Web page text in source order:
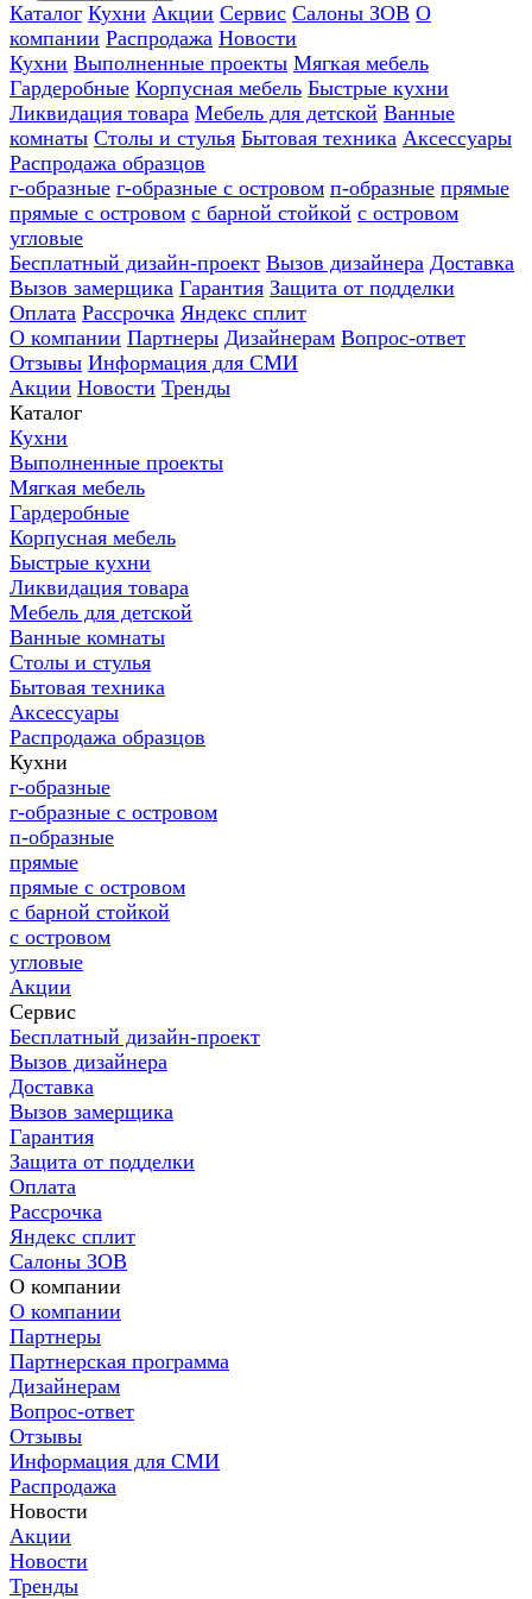
Каталог Кухни Акции Сервис Салоны ЗОВ О
компании Распродажа Новости
Кухни Выполненные проекты Мягкая мебель
Гардеробные Корпусная мебель Быстрые кухни
Ликвидация товара Мебель для детской Ванные
комнаты Столы и стулья Бытовая техника Аксессуары
Распродажа образцов
г-образные г-образные с островом п-образные прямые
прямые с островом с барной стойкой с островом
угловые
Бесплатный дизайн-проект Вызов дизайнера Доставка
Вызов замерщика Гарантия Защита от подделки
Оплата Рассрочка Яндекс сплит
О компании Партнеры Дизайнерам Вопрос-ответ
Отзывы Информация для СМИ
Акции Новости Тренды
Каталог
Кухни
Выполненные проекты
Мягкая мебель
Гардеробные
Корпусная мебель
Быстрые кухни
Ликвидация товара
Мебель для детской
Ванные комнаты
Столы и стулья
Бытовая техника
Аксессуары
Распродажа образцов
Кухни
г-образные
г-образные с островом
п-образные
прямые
прямые с островом
с барной стойкой
с островом
угловые
Акции
Сервис
Бесплатный дизайн-проект
Вызов дизайнера
Доставка
Вызов замерщика
Гарантия
Защита от подделки
Оплата
Рассрочка
Яндекс сплит
Салоны ЗОВ
О компании
О компании
Партнеры
Партнерская программа
Дизайнерам
Вопрос-ответ
Отзывы
Информация для СМИ
Распродажа
Новости
Акции
Новости
Тренды